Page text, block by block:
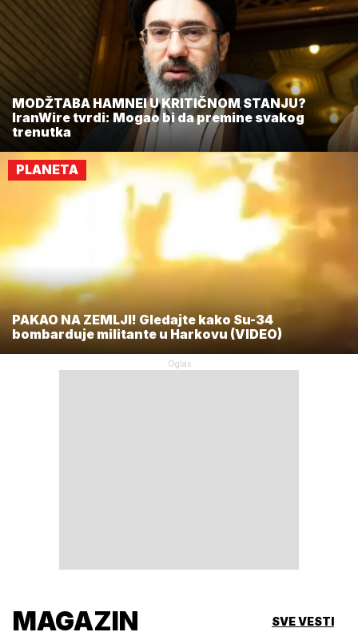
MODŽTABA HAMNEI U KRITIČNOM STANJU?
IranWire tvrdi: Mogao bi da premine svakog
trenutka
PLANETA
PAKAO NA ZEMLJI! Gledajte kako Su-34
bombarduje militante u Harkovu (VIDEO)
MAGAZIN SVE VESTI